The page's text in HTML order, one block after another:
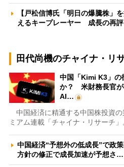
【戸松信博氏「明日の爆騰株」
えるキープレーヤー 成長の再
田代尚機のチャイナ・リ
中国「Kimi K3」の
か？ 米財務長官が
AI…
中国経済に精通する中国株投資の
ミアム連載「チャイナ・リサーチ」
中国経済“予想外の低成長”で政
方針の修正で成長加速が予想さ…